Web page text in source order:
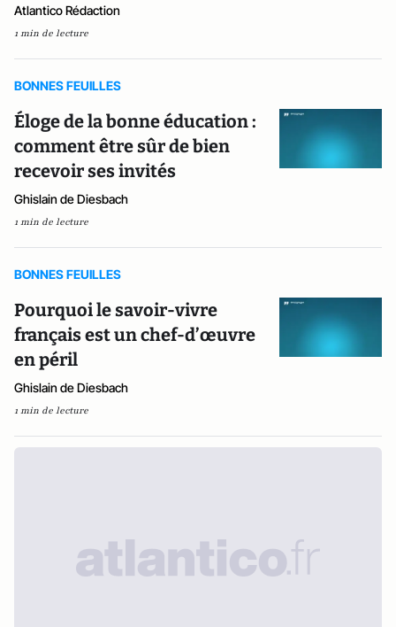
Atlantico Rédaction
1 min de lecture
BONNES FEUILLES
Éloge de la bonne éducation :
comment être sûr de bien
recevoir ses invités
Ghislain de Diesbach
1 min de lecture
BONNES FEUILLES
Pourquoi le savoir-vivre
français est un chef-d’œuvre
en péril
Ghislain de Diesbach
1 min de lecture